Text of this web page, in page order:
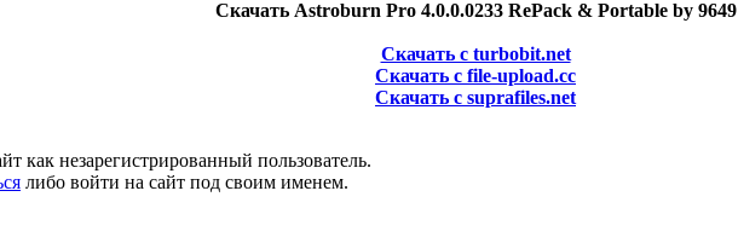
Скачать Astroburn Pro 4.0.0.0233 RePack & Portable by 9649
Скачать с turbobit.net
Скачать с file-upload.cc
Скачать с suprafiles.net
как незарегистрированный пользователь.
либо войти на сайт под своим именем.